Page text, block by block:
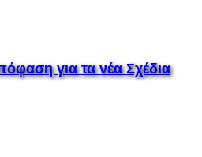
για τα νέα Σχέδια